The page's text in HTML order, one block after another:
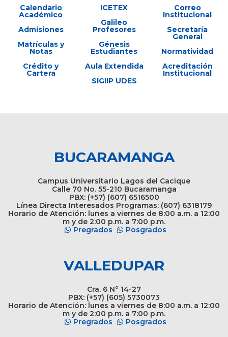
Calendario
Académico
Admisiones
Matrículas y
Notas
Crédito y
Cartera
ICETEX
Galileo
Profesores
Génesis
Estudiantes
Aula Extendida
SIGIIP UDES
Correo
Institucional
Secretaría
General
Normatividad
Acreditación
Institucional
BUCARAMANGA
Campus Universitario Lagos del Cacique
Calle 70 No. 55-210 Bucaramanga
PBX: (+57) (607) 6516500
Línea Directa Interesados Programas: (607) 6318179
Horario de Atención: lunes a viernes de 8:00 a.m. a 12:00
m y de 2:00 p.m. a 7:00 p.m.
Pregrados
Posgrados
VALLEDUPAR
Cra. 6 N° 14-27
PBX: (+57) (605) 5730073
Horario de Atención: lunes a viernes de 8:00 a.m. a 12:00
m y de 2:00 p.m. a 7:00 p.m.
Pregrados
Posgrados